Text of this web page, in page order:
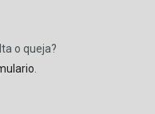
o queja?